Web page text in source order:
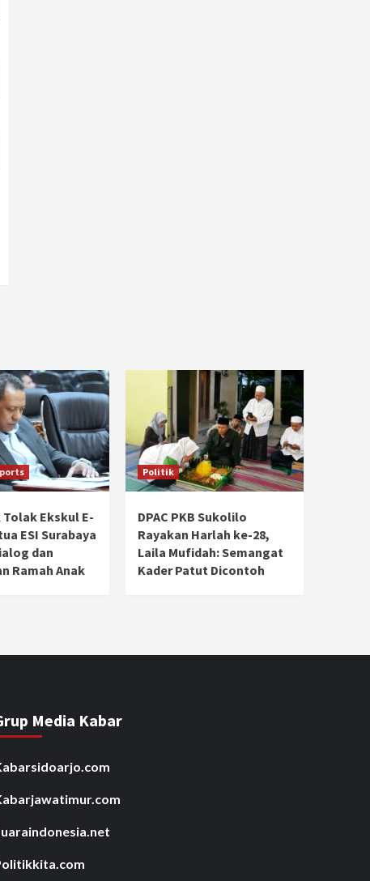
Tolak Ekskul E-
ESI Surabaya
dan
Ramah Anak
Politik
DPAC PKB Sukolilo
Rayakan Harlah ke-28,
Laila Mufidah: Semangat
Kader Patut Dicontoh
Media Kabar